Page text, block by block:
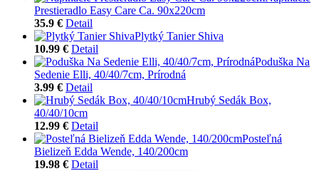
Prestieradlo Easy Care Ca. 90x220cm
35.9 € Detail
Plytký Tanier Shiva
10.99 € Detail
Poduška Na
Sedenie Elli, 40/40/7cm, Prírodná
3.99 € Detail
Hrubý Sedák Box,
40/40/10cm
12.99 € Detail
Posteľná
Bielizeň Edda Wende, 140/200cm
19.98 € Detail